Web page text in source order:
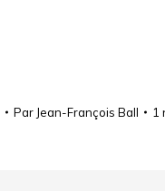
Par Jean-François Ball 1